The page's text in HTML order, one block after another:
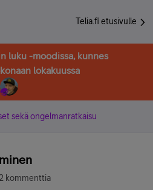
Telia.fi etusivulle
luku -moodissa, kunnes
lokakuussa
sekä ongelmanratkaisu
2 kommenttia